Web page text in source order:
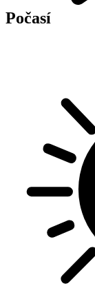
Počasí